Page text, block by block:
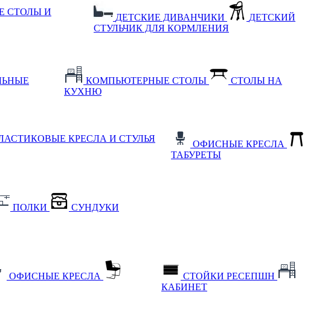
СТОЛЫ И
ДЕТСКИЕ ДИВАНЧИКИ
ДЕТСКИЙ
СТУЛЬЧИК ДЛЯ КОРМЛЕНИЯ
КОМПЬЮТЕРНЫЕ СТОЛЫ
СТОЛЫ НА
КУХНЮ
КРЕСЛА И СТУЛЬЯ
ОФИСНЫЕ КРЕСЛА
ТАБУРЕТЫ
ПОЛКИ СУНДУКИ
ОФИСНЫЕ КРЕСЛА
СТОЙКИ РЕСЕПШН
КАБИНЕТ